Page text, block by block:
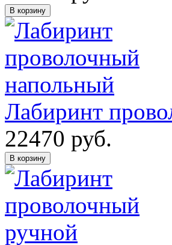
В корзину
Лабиринт
22470 руб.
В корзину